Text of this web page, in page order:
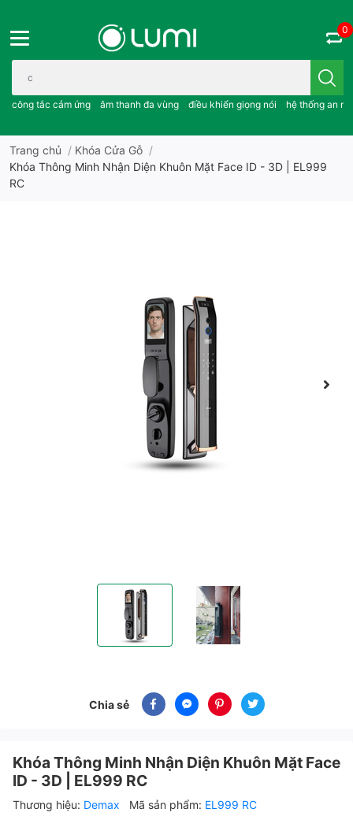
Bạn cần tìm gì..; công tắc cảm ứng..; âm thanh đa vùng ; điều
công tắc cảm ứng âm thanh đa vùng điều khiển giọng nói hệ thống an
0
Trang chủ / Khóa Cửa Gỗ /
Khóa Thông Minh Nhận Diện Khuôn Mặt Face ID - 3D | EL999
RC
Khóa Thông Minh Nhận Diện Khuôn Mặt Face ID
Khóa Thông Minh Nhận Diện
Chia sẻ
Khóa Thông Minh Nhận Diện Khuôn Mặt Face
ID - 3D | EL999 RC
Thương hiệu: Demax Mã sản phẩm: EL999 RC